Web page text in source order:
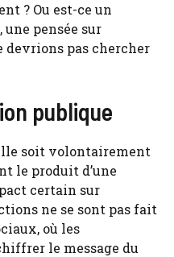
? Ou est-ce un
pensée sur
devrions pas chercher
publique
soit volontairement
le produit d’une
certain sur
ne se sont pas fait
où les
le message du